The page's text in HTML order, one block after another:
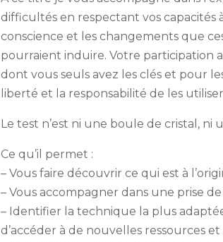
difficultés en respectant vos capacités
conscience et les changements que
pourraient induire. Votre participation
dont vous seuls avez les clés et pour
liberté et la responsabilité de les
Le test n’est ni une boule de cristal,
Ce qu’il permet :
– Vous faire découvrir ce qui est à
– Vous accompagner dans une prise
– Identifier la technique la plus
d’accéder à de nouvelles ressources